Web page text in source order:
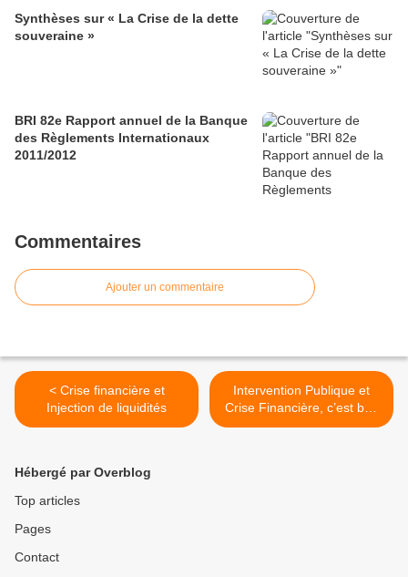
Synthèses sur « La Crise de la dette
souveraine »
BRI 82e Rapport annuel de la Banque
des Règlements Internationaux
2011/2012
Commentaires
Ajouter un commentaire
< Crise financière et
Injection de liquidités
Intervention Publique et
Crise Financière, c’est bon
pour l’Aléa Moral >
Hébergé par Overblog
Top articles
Pages
Contact